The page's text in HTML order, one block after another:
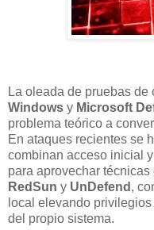
La oleada de pruebas de
Windows y Microsoft
problema teórico a
En ataques recientes se
combinan acceso inicial
para aprovechar
RedSun y UnDefend ,
local elevando
del propio sistema.